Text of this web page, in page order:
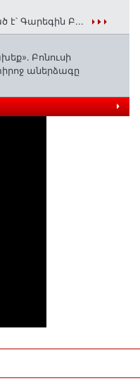
է՝ Գարեգին Բ...
Բոնուսի
աներձագը